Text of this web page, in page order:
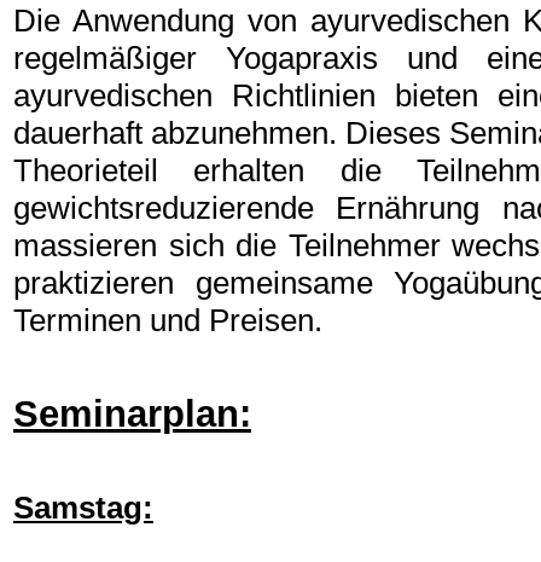
Die Anwendung von ayurvedischen
regelmäßiger Yogapraxis und
ayurvedischen Richtlinien bieten
dauerhaft abzunehmen. Dieses
Theorieteil erhalten die
gewichtsreduzierende Ernährung
massieren sich die Teilnehmer
praktizieren gemeinsame
Terminen und Preisen.
Seminarplan:
Samstag: